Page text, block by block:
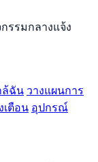
รมกลางแจ้ง
ล้ฉัน วางแผนการ
เตือน อุปกรณ์